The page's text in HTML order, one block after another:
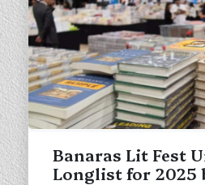
Banaras Lit Fest
Longlist for 2025